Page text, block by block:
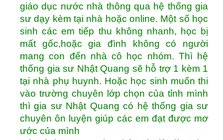
giáo dục nước nhà thông qua hệ thống gia
sư dạy kèm tại nhà hoặc online. Một số học
sinh các em tiếp thu không nhanh, học bị
mất gốc,hoặc gia đình không có người
mang con đến nhà cô học nhóm. Thì hệ
thống gia sư Nhật Quang sẽ hỗ trợ 1 kèm 1
tại nhà phụ huynh. Hoặc học sinh muốn thi
vào trường chuyên lớp chọn của tỉnh mình
thì gia sư Nhật Quang có hệ thống gia sư
chuyên ôn luyện giúp các em đạt được mơ
ước của mình